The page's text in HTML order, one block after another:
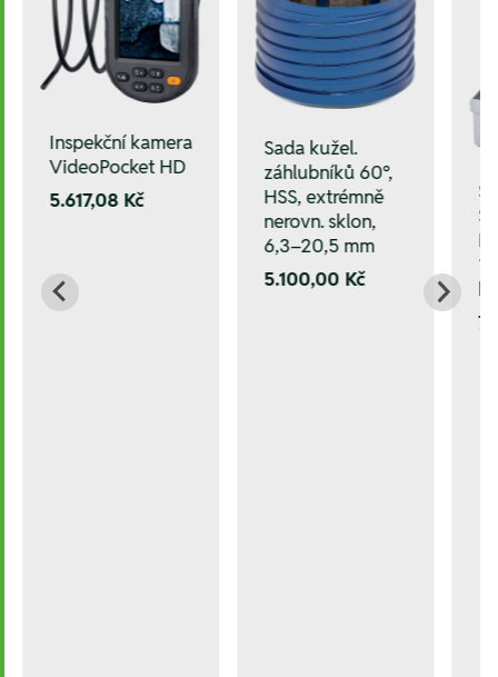
Inspekční kamera
VideoPocket HD
5.617,08 Kč
Sada kužel.
záhlubníků 60°,
HSS, extrémně
nerovn. sklon,
6,3–20,5 mm
5.100,00 Kč